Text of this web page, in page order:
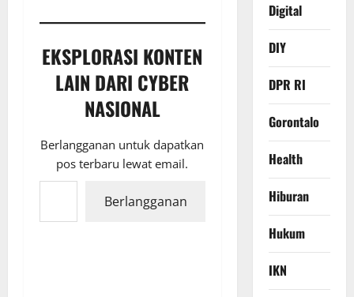
EKSPLORASI KONTEN
LAIN DARI CYBER
NASIONAL
Berlangganan untuk dapatkan
pos terbaru lewat email.
Ketikkan email Anda...
Berlangganan
Digital
DIY
DPR RI
Gorontalo
Health
Hiburan
Hukum
IKN